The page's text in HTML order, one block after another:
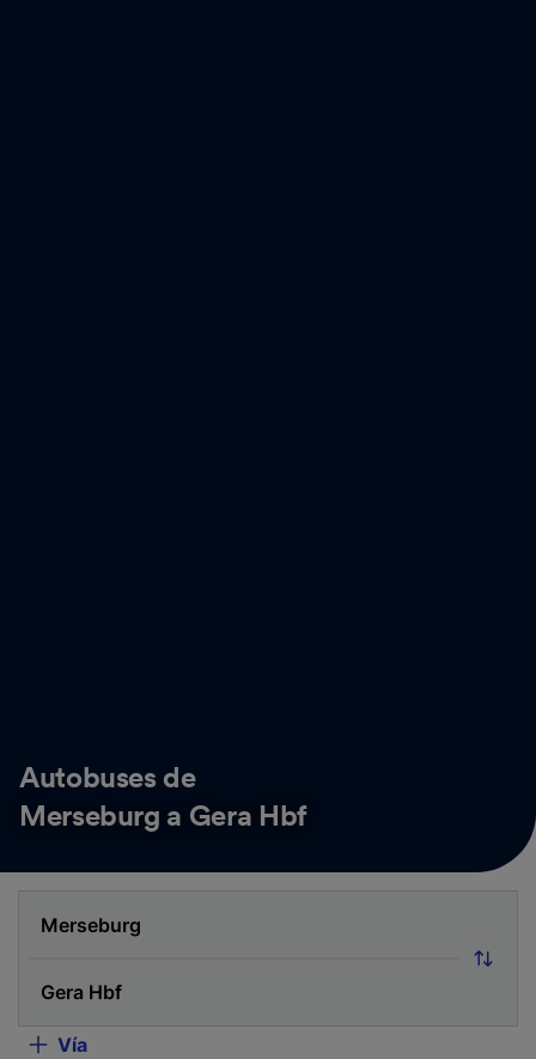
Autobuses de
Merseburg a Gera Hbf
Vía